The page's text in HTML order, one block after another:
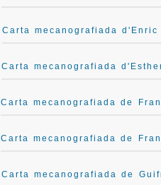
Carta mecanografiada d'Enric
Carta mecanografiada
Carta mecanografiada de
Carta mecanografiada de
Carta mecanografiada de